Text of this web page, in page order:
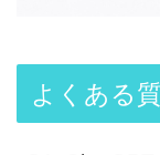
よくある